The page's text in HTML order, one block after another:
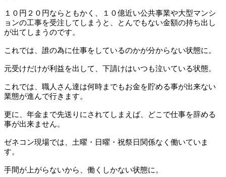
１０円２０円ならともかく、１０億近い公共事業や大型マンシ
ョンの工事を受注してしまうと、とんでもない金額の持ち出し
が出てしまうのです。
これでは、誰の為に仕事をしているのかが分からない状態に。
元受けだけが利益を出して、下請けはいつも泣いている状態。
これでは、職人さん達は何時までもお金を貯める事が出来ない
業態が進んで行きます。
更に、年金まで先送りにされてしまえば、どこで仕事を辞める
事が出来ません。
ゼネコン現場では、土曜・日曜・祝祭日関係なく働いていま
す。
手間が上がらないから、働くしかない状態に。